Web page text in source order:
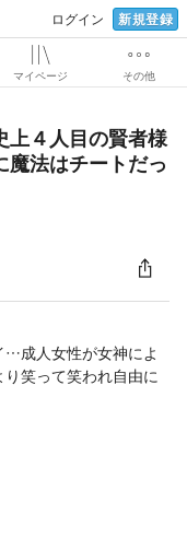
ログイン 新規登録
マイページ その他
上４人目の賢者様
魔法はチートだっ
…成人女性が女神によ
笑って笑われ自由に